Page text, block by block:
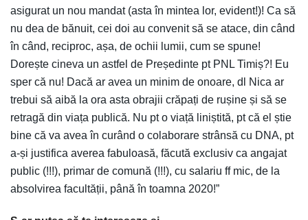
asigurat un nou mandat (asta în mintea lor, evident!)! Ca să
nu dea de bănuit, cei doi au convenit să se atace, din când
în când, reciproc, așa, de ochii lumii, cum se spune!
Dorește cineva un astfel de Președinte pt PNL Timiș?! Eu
sper că nu! Dacă ar avea un minim de onoare, dl Nica ar
trebui să aibă la ora asta obrajii crăpați de rușine și să se
retragă din viața publică. Nu pt o viață liniștită, pt că el știe
bine că va avea în curând o colaborare strânsă cu DNA, pt
a-și justifica averea fabuloasă, făcută exclusiv ca angajat
public (!!!), primar de comună (!!!), cu salariu ff mic, de la
absolvirea facultății, până în toamna 2020!”